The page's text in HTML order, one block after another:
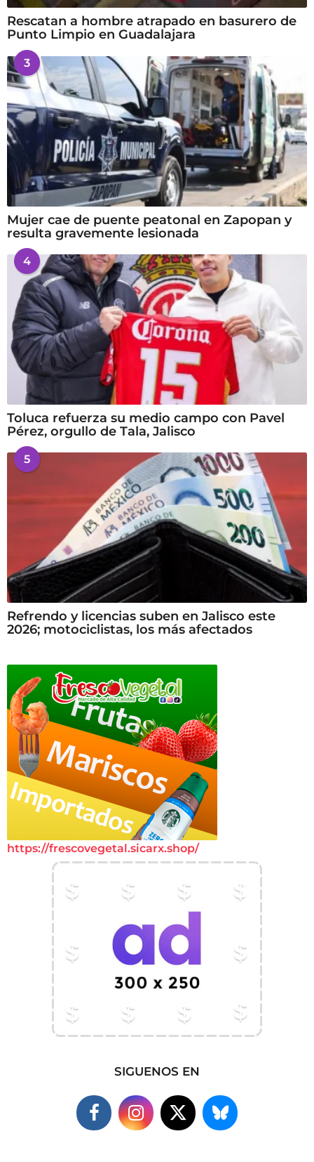
Rescatan a hombre atrapado en basurero de
Punto Limpio en Guadalajara
3
Mujer cae de puente peatonal en Zapopan y
resulta gravemente lesionada
4
Toluca refuerza su medio campo con Pavel
Pérez, orgullo de Tala, Jalisco
5
Refrendo y licencias suben en Jalisco este
2026; motociclistas, los más afectados
https://frescovegetal.sicarx.shop/
SIGUENOS EN